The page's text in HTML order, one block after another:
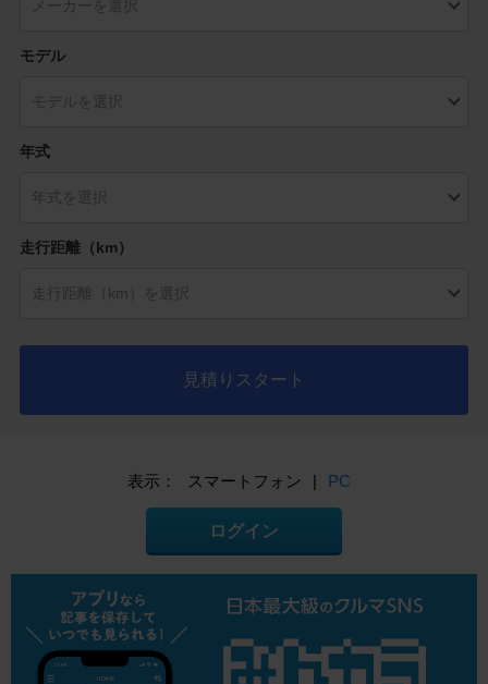
モデル
年式
走行距離（km）
見積りスタート
表示： スマートフォン | PC
ログイン